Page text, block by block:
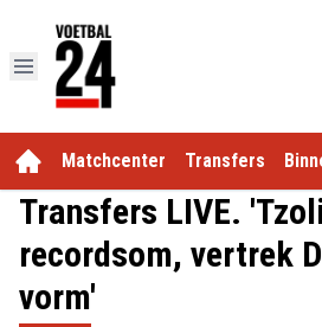
Matchcenter Transfers
Transfers LIVE.
recordsom, vertrek
vorm'